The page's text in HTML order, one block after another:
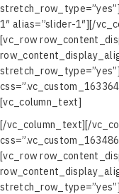
1″ alias=”slider-1″][/
[vc_row
[vc_column_text]
[/vc_column_text][/
[vc_row